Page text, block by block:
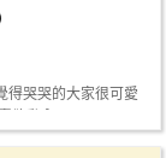
得哭哭的大家很可愛